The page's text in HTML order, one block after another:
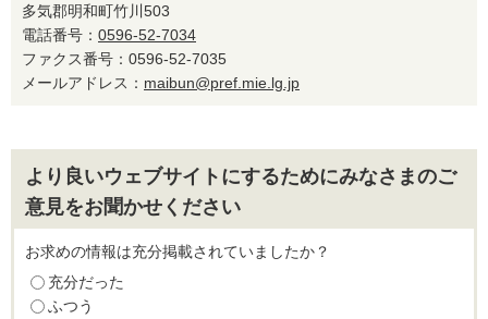
多気郡明和町竹川503
電話番号： 0596-52-7034
ファクス番号：0596-52-7035
メールアドレス： maibun@pref.mie.lg.jp
より良いウェブサイトにするためにみなさまのご
意見をお聞かせください
お求めの情報は充分掲載されていましたか？
充分だった
ふつう